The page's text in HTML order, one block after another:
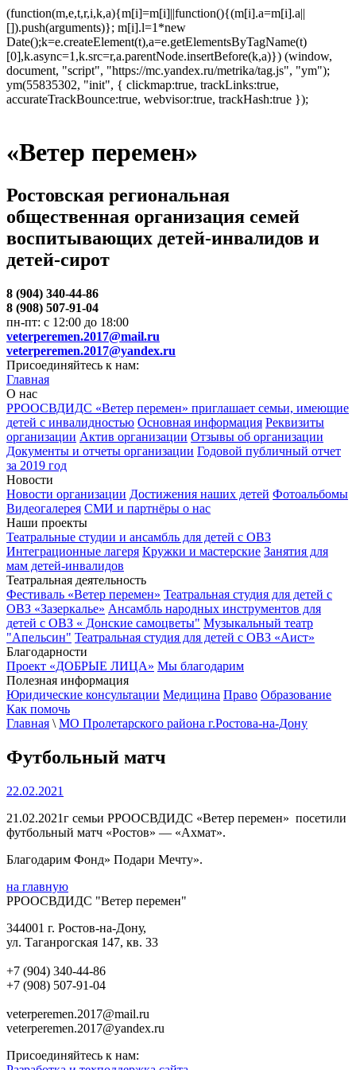
(function(m,e,t,r,i,k,a){m[i]=m[i]||function(){(m[i].a=m[i].a||
[]).push(arguments)}; m[i].l=1*new
Date();k=e.createElement(t),a=e.getElementsByTagName(t)
[0],k.async=1,k.src=r,a.parentNode.insertBefore(k,a)}) (window,
document, "script", "https://mc.yandex.ru/metrika/tag.js", "ym");
ym(55835302, "init", { clickmap:true, trackLinks:true,
accurateTrackBounce:true, webvisor:true, trackHash:true });
«Ветер перемен»
Ростовская региональная
общественная организация семей
воспитывающих детей-инвалидов и
детей-сирот
8 (904) 340-44-86
8 (908) 507-91-04
пн-пт: с 12:00 до 18:00
veterperemen.2017@mail.ru
veterperemen.2017@yandex.ru
Присоединяйтесь к нам:
Главная
О нас
РРООСВДИДС «Ветер перемен» приглашает семьи, имеющие
детей с инвалидностью Основная информация Реквизиты
организации Актив организации Отзывы об организации
Документы и отчеты организации Годовой публичный отчет
за 2019 год
Новости
Новости организации Достижения наших детей Фотоальбомы
Видеогалерея СМИ и партнёры о нас
Наши проекты
Театральные студии и ансамбль для детей с ОВЗ
Интеграционные лагеря Кружки и мастерские Занятия для
мам детей-инвалидов
Театральная деятельность
Фестиваль «Ветер перемен» Театральная студия для детей с
ОВЗ «Зазеркалье» Ансамбль народных инструментов для
детей с ОВЗ « Донские самоцветы" Музыкальный театр
"Апельсин" Театральная студия для детей с ОВЗ «Аист»
Благодарности
Проект «ДОБРЫЕ ЛИЦА» Мы благодарим
Полезная информация
Юридические консультации Медицина Право Образование
Как помочь
Главная \ МО Пролетарского района г.Ростова-на-Дону
Футбольный матч
22.02.2021
21.02.2021г семьи РРООСВДИДС «Ветер перемен» посетили
футбольный матч «Ростов» — «Ахмат».
Благодарим Фонд» Подари Мечту».
на главную
РРООСВДИДС "Ветер перемен"
344001 г. Ростов-на-Дону,
ул. Таганрогская 147, кв. 33‍
+7 (904) 340-44-86
+7 (908) 507-91-04‍
veterperemen.2017@mail.ru
veterperemen.2017@yandex.ru
Присоединяйтесь к нам: